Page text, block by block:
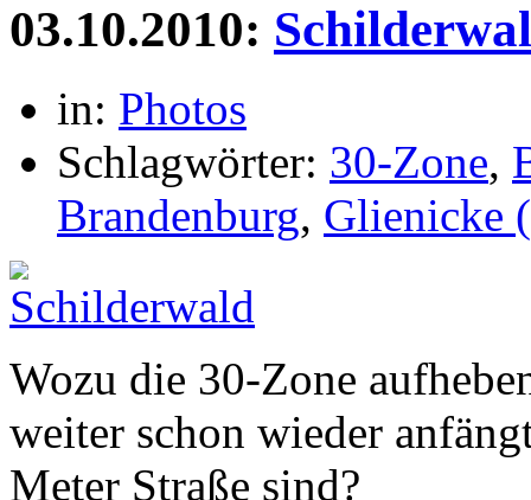
03.10.2010:
in: Photos
Schlagwörter: 30-Zone,
Brandenburg, Glienicke
Wozu die 30-Zone
weiter schon wieder
Meter Straße sind?